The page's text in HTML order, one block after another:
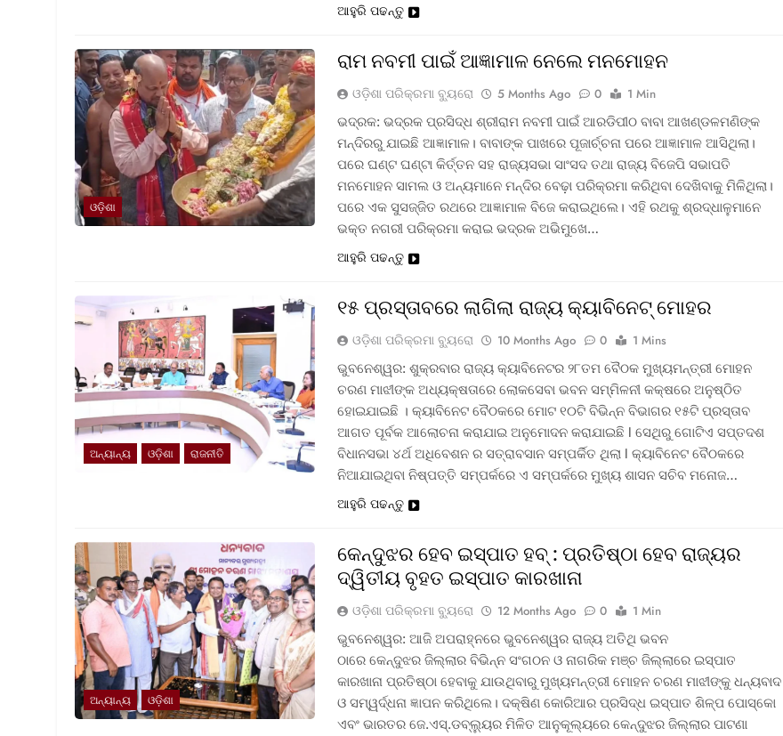
ଆହୁରି ପଢନ୍ତୁ
ଓଡ଼ିଶା
ରାମ ନବମୀ ପାଇଁ ଆଜ୍ଞାମାଳ ନେଲେ ମନମୋହନ
ଓଡ଼ିଶା ପରିକ୍ରମା ବ୍ୟୁରୋ 5 Months Ago 0
1 Min
ଭଦ୍ରକ: ଭଦ୍ରକ ପ୍ରସିଦ୍ଧ ଶ୍ରୀରାମ ନବମୀ ପାଇଁ ଆରଡିପୀଠ ବାବା ଆଖଣ୍ଡଳମଣିଙ୍କ
ମନ୍ଦିରରୁ ଯାଇଛି ଆଜ୍ଞାମାଳ। ବାବାଙ୍କ ପାଖରେ ପୂଜାର୍ଚ୍ଚନା ପରେ ଆଜ୍ଞାମାଳ ଆସିଥିଲା।
ପରେ ଘଣ୍ଟ ଘଣ୍ଟା କିର୍ତ୍ତନ ସହ ରାଜ୍ୟସଭା ସାଂସଦ ତଥା ରାଜ୍ୟ ବିଜେପି ସଭାପତି
ମନମୋହନ ସାମଲ ଓ ଅନ୍ୟମାନେ ମନ୍ଦିର ବେଢ଼ା ପରିକ୍ରମା କରିଥିବା ଦେଖିବାକୁ ମିଳିଥିଲା।
ପରେ ଏକ ସୁସଜ୍ଜିତ ରଥରେ ଆଜ୍ଞାମାଳ ବିଜେ କରାଇଥିଲେ। ଏହି ରଥକୁ ଶ୍ରଦ୍ଧାଳୁମାନେ
ଭକ୍ତ ନଗରୀ ପରିକ୍ରମା କରାଇ ଭଦ୍ରକ ଅଭିମୁଖେ…
ଆହୁରି ପଢନ୍ତୁ
ଅନ୍ୟାନ୍ୟ ଓଡ଼ିଶା ରାଜନୀତି
୧୫ ପ୍ରସ୍ତାବରେ ଲାଗିଲା ରାଜ୍ୟ କ୍ୟାବିନେଟ୍ ମୋହର
ଓଡ଼ିଶା ପରିକ୍ରମା ବ୍ୟୁରୋ 10 Months Ago 0
1 Mins
ଭୁବନେଶ୍ୱର: ଶୁକ୍ରବାର ରାଜ୍ୟ କ୍ୟାବିନେଟର ୨୮ତମ ବୈଠକ ମୁଖ୍ୟମନ୍ତ୍ରୀ ମୋହନ
ଚରଣ ମାଝୀଙ୍କ ଅଧ୍ୟକ୍ଷତାରେ ଲୋକସେବା ଭବନ ସମ୍ମିଳନୀ କକ୍ଷରେ ଅନୁଷ୍ଠିତ
ହୋଇଯାଇଛି । କ୍ୟାବିନେଟ ବୈଠକରେ ମୋଟ ୧୦ଟି ବିଭିନ୍ନ ବିଭାଗର ୧୫ଟି ପ୍ରସ୍ତାବ
ଆଗତ ପୂର୍ବକ ଆଲୋଚନା କରାଯାଇ ଅନୁମୋଦନ କରାଯାଇଛି l ସେଥିରୁ ଗୋଟିଏ ସପ୍ତଦଶ
ବିଧାନସଭା ୪ର୍ଥ ଅଧିବେଶନ ର ସତ୍ରାବସାନ ସମ୍ପର୍କିତ ଥିଲା l କ୍ୟାବିନେଟ ବୈଠକରେ
ନିଆଯାଇଥିବା ନିଷ୍ପତ୍ତି ସମ୍ପର୍କରେ ଏ ସମ୍ପର୍କରେ ମୁଖ୍ୟ ଶାସନ ସଚିବ ମନୋଜ…
ଆହୁରି ପଢନ୍ତୁ
ଅନ୍ୟାନ୍ୟ ଓଡ଼ିଶା
କେନ୍ଦୁଝର ହେବ ଇସ୍ପାତ ହବ୍ : ପ୍ରତିଷ୍ଠା ହେବ ରାଜ୍ୟର
ଦ୍ୱିତୀୟ ବୃହତ ଇସ୍ପାତ କାରଖାନା
ଓଡ଼ିଶା ପରିକ୍ରମା ବ୍ୟୁରୋ 12 Months Ago 0
1 Min
ଭୁବନେଶ୍ୱର: ଆଜି ଅପରାହ୍ନରେ ଭୁବନେଶ୍ୱର ରାଜ୍ୟ ଅତିଥି ଭବନ
ଠାରେ କେନ୍ଦୁଝର ଜିଲ୍ଲାର ବିଭିନ୍ନ ସଂଗଠନ ଓ ନାଗରିକ ମଞ୍ଚ ଜିଲ୍ଲାରେ ଇସ୍ପାତ
କାରଖାନା ପ୍ରତିଷ୍ଠା ହେବାକୁ ଯାଉଥିବାରୁ ମୁଖ୍ୟମନ୍ତ୍ରୀ ମୋହନ ଚରଣ ମାଝୀଙ୍କୁ ଧନ୍ୟବାଦ
ଓ ସମ୍ୱର୍ଦ୍ଧନା ଜ୍ଞାପନ କରିଥିଲେ। ଦକ୍ଷିଣ କୋରିଆର ପ୍ରସିଦ୍ଧ ଇସ୍ପାତ ଶିଳ୍ପ ପୋସ୍କୋ
ଏବଂ ଭାରତର ଜେ.ଏସ୍.ଡବ୍ଲ୍ୟୁର ମିଳିତ ଆନୁକୂଲ୍ୟରେ କେନ୍ଦୁଝର ଜିଲ୍ଲାର ପାଟଣା